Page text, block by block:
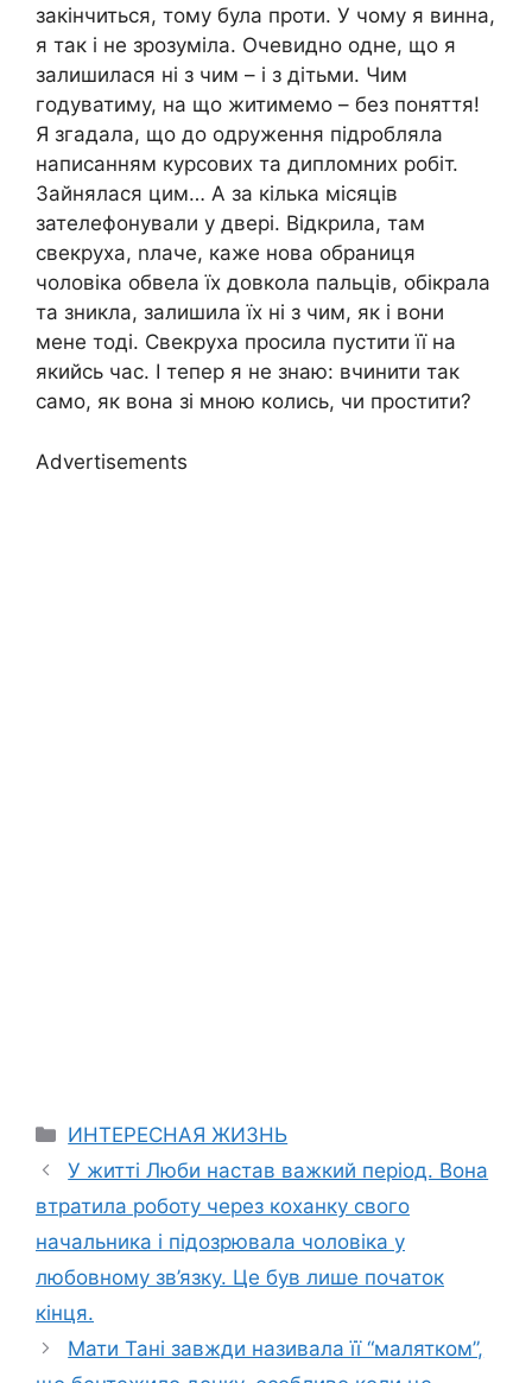
закінчиться, тому була проти. У чому я винна,
я так і не зрозуміла. Очевидно одне, що я
залишилася ні з чим – і з дітьми. Чим
годуватиму, на що житимемо – без поняття!
Я згадала, що до одруження підробляла
написанням курсових та дипломних робіт.
Зайнялася цим… А за кілька місяців
зателефонували у двері. Відкрила, там
свекруха, nлаче, каже нова обраниця
чоловіка обвела їх довкола пальців, обікрала
та зникла, залишила їх ні з чим, як і вони
мене тоді. Свекруха просила пустити її на
якийсь час. І тепер я не знаю: вчинити так
само, як вона зі мною колись, чи простити?
Advertisements
Categories
ИНТЕРЕСНАЯ ЖИЗНЬ
У житті Люби настав важкий період. Вона
втратила роботу через коханку свого
начальника і підозрювала чоловіка у
любовному зв’язку. Це був лише початок
кінця.
Мати Тані завжди називала її “малятком”,